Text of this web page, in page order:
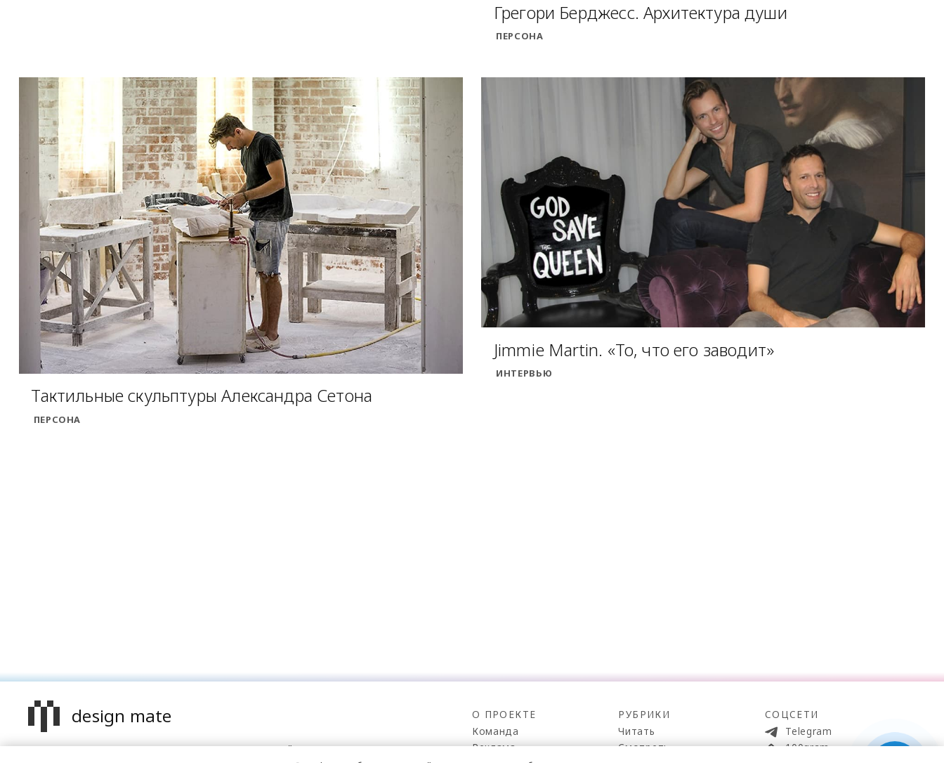
Грегори Берджесс. Архитектура души
ПЕРСОНА
Тактильные скульптуры Александра Сетона
ПЕРСОНА
Jimmie Martin. «То, что его заводит»
ИНТЕРВЬЮ
design mate
Design Mate - независимое интернет издание о дизайне во всех его
О ПРОЕКТЕ
Команда
Реклама
РУБРИКИ
Читать
Смотреть
СОЦСЕТИ
Telegram
100gram